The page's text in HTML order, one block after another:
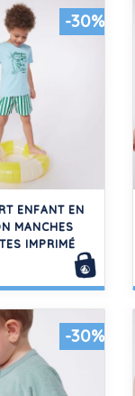
-30%
ENFANT EN
MANCHES
IMPRIMÉ
-30%